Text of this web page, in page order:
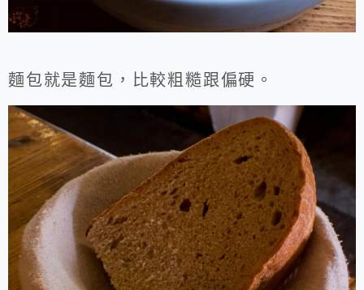
麵包就是麵包，比較粗糙跟偏硬。